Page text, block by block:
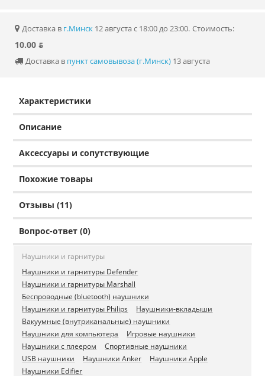
Доставка в г.Минск 12 августа с 18:00 до 23:00. Стоимость:
10.00 ƃ
Доставка в пункт самовывоза (г.Минск) 13 августа
Характеристики
Описание
Аксессуары и сопутствующие
Похожие товары
Отзывы (11)
Вопрос-ответ (0)
Наушники и гарнитуры
Наушники и гарнитуры Defender
Наушники и гарнитуры Marshall
Беспроводные (bluetooth) наушники
Наушники и гарнитуры Philips
Наушники-вкладыши
Вакуумные (внутриканальные) наушники
Наушники для компьютера
Игровые наушники
Наушники с плеером
Спортивные наушники
USB наушники
Наушники Anker
Наушники Apple
Наушники Edifier